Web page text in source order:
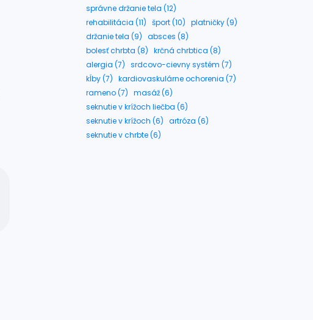
správne držanie tela (12)
rehabilitácia (11) šport (10) platničky (9)
držanie tela (9) absces (8)
bolesť chrbta (8) krčná chrbtica (8)
alergia (7) srdcovo-cievny systém (7)
kĺby (7) kardiovaskulárne ochorenia (7)
rameno (7) masáž (6)
seknutie v krížoch liečba (6)
seknutie v krížoch (6) artróza (6)
seknutie v chrbte (6)